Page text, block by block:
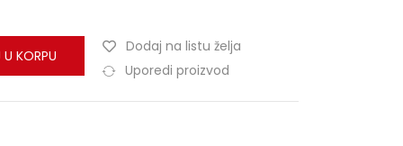
KORPU
Dodaj na listu želja
Uporedi proizvod